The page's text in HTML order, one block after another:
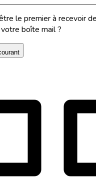
le premier à recevoir
boîte mail ?